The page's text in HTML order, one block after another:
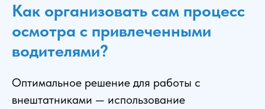
Как организовать сам процесс
осмотра с привлеченными
водителями?
Оптимальное решение для работы с
внештатниками — использование